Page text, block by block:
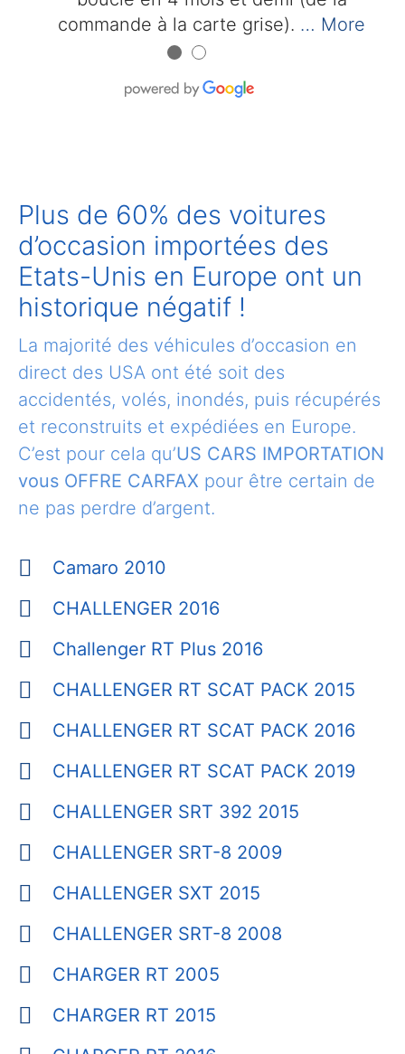
commande à la carte grise). … More
● ●
Plus de 60% des voitures
d’occasion importées des
Etats-Unis en Europe ont un
historique négatif !
La majorité des véhicules d’occasion en
direct des USA ont été soit des
accidentés, volés, inondés, puis récupérés
et reconstruits et expédiées en Europe.
C’est pour cela qu’US CARS IMPORTATION
vous OFFRE CARFAX pour être certain de
ne pas perdre d’argent.
Camaro 2010
CHALLENGER 2016
Challenger RT Plus 2016
CHALLENGER RT SCAT PACK 2015
CHALLENGER RT SCAT PACK 2016
CHALLENGER RT SCAT PACK 2019
CHALLENGER SRT 392 2015
CHALLENGER SRT-8 2009
CHALLENGER SXT 2015
CHALLENGER SRT-8 2008
CHARGER RT 2005
CHARGER RT 2015